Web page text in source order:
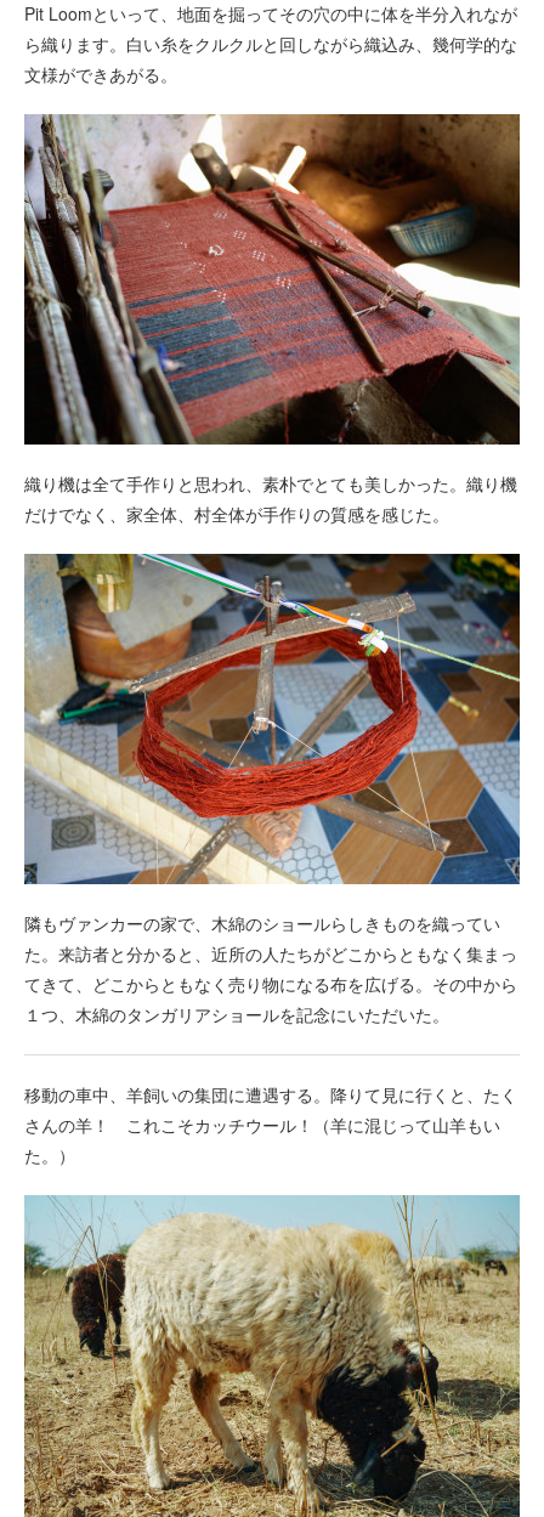
Pit Loomといって、地面を掘ってその穴の中に体を半分入れなが
ら織ります。白い糸をクルクルと回しながら織込み、幾何学的な
文様ができあがる。
織り機は全て手作りと思われ、素朴でとても美しかった。織り機
だけでなく、家全体、村全体が手作りの質感を感じた。
隣もヴァンカーの家で、木綿のショールらしきものを織ってい
た。来訪者と分かると、近所の人たちがどこからともなく集まっ
てきて、どこからともなく売り物になる布を広げる。その中から
１つ、木綿のタンガリアショールを記念にいただいた。
移動の車中、羊飼いの集団に遭遇する。降りて見に行くと、たく
さんの羊！ これこそカッチウール！（羊に混じって山羊もい
た。）